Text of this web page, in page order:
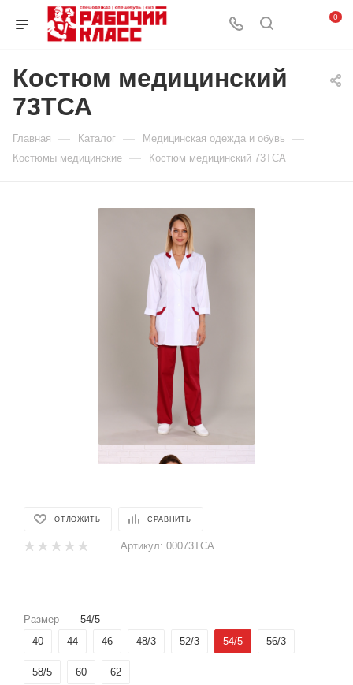
0
Костюм медицинский
73ТСА
Главная — Каталог — Медицинская одежда и обувь —
Костюмы медицинские — Костюм медицинский 73ТСА
ОТЛОЖИТЬ СРАВНИТЬ
Артикул: 00073ТСА
Размер — 54/5
40
44 46 48/3 52/3 54/5 56/3
58/5 60 62